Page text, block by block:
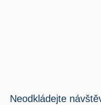
Neodkládejte